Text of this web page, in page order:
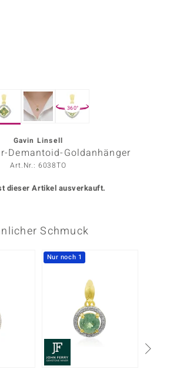
360°
Gavin Linsell
Demantoid-Goldanhänger
Art.Nr.: 6038TO
dieser Artikel ausverkauft.
Schmuck
Nur noch 1